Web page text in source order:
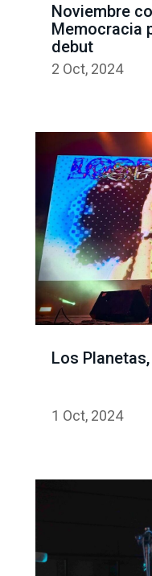
Noviembre
Memocracia
debut
2 Oct, 2024
Los
1 Oct, 2024